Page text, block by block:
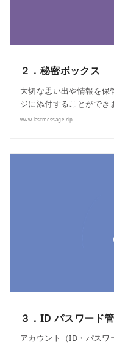
２．秘密ボックス
大切な思い出や情報を保
ジに添付することができ
www.lastmessage.rip
３．ID パスワード
アカウント（ID・パス